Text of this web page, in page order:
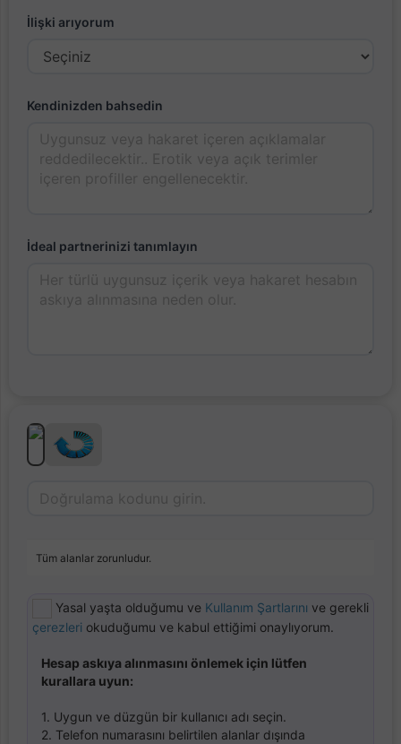
İlişki arıyorum
Kendinizden bahsedin
İdeal partnerinizi tanımlayın
Tüm alanlar zorunludur.
Yasal yaşta olduğumu ve Kullanım Şartlarını ve gerekli
çerezleri okuduğumu ve kabul ettiğimi onaylıyorum.
Hesap askıya alınmasını önlemek için lütfen
kurallara uyun:
1. Uygun ve düzgün bir kullanıcı adı seçin.
2. Telefon numarasını belirtilen alanlar dışında